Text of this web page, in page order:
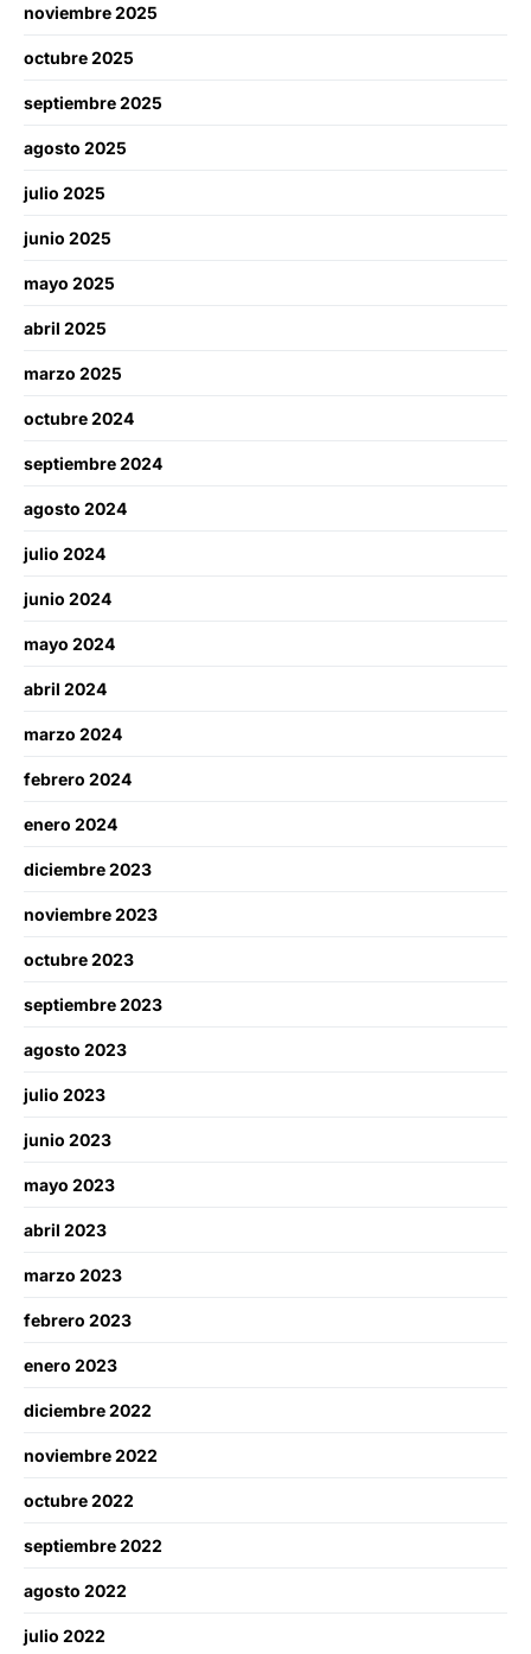
noviembre 2025
octubre 2025
septiembre 2025
agosto 2025
julio 2025
junio 2025
mayo 2025
abril 2025
marzo 2025
octubre 2024
septiembre 2024
agosto 2024
julio 2024
junio 2024
mayo 2024
abril 2024
marzo 2024
febrero 2024
enero 2024
diciembre 2023
noviembre 2023
octubre 2023
septiembre 2023
agosto 2023
julio 2023
junio 2023
mayo 2023
abril 2023
marzo 2023
febrero 2023
enero 2023
diciembre 2022
noviembre 2022
octubre 2022
septiembre 2022
agosto 2022
julio 2022